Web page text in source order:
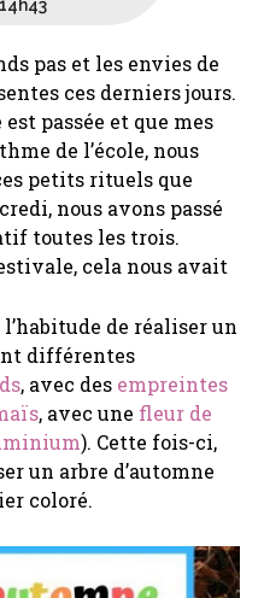
pas et les envies de
ces derniers jours.
passée et que mes
de l’école, nous
petits rituels que
nous avons passé
toutes les trois.
cela nous avait
de réaliser un
différentes
, avec des empreintes
, avec une fleur de
). Cette fois-ci,
un arbre d’automne
coloré.